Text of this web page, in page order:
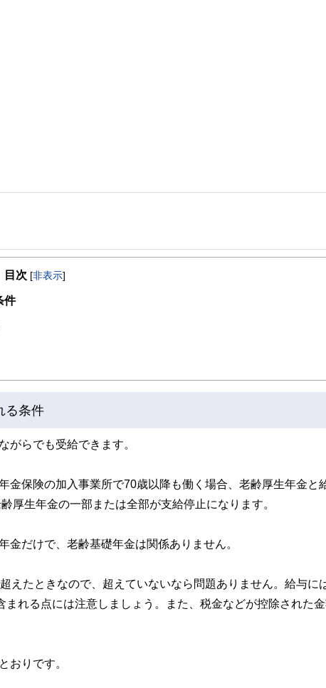
の暮らしにどのような影響を与えるかという視点で、お金の知識がない方でも理解
のコンテンツを追求しています。
護士、税理士、宅地建物取引士、相続診断士、住宅ローンアドバイザー、DCプラン
ト、キャリアコンサルタントなど150名以上の有資格者を執筆者・監修者として迎
コンシェルジュを目指します。
目次 [非表示]
件
る条件
がらでも受給できます。
金保険の加入事業所で70歳以降も働く場合、老齢厚生年金と
厚生年金の一部または全部が支給停止になります。
だけで、老齢基礎年金は関係ありません。
えたときなので、超えていないなら問題ありません。給与に
れる点には注意しましょう。また、税金などが控除された
おりです。